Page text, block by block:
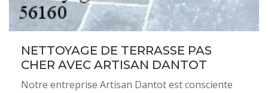
NETTOYAGE DE TERRASSE PAS
CHER AVEC ARTISAN DANTOT
Notre entreprise Artisan Dantot est consciente